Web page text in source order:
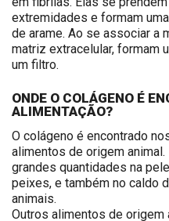
extremidades e formam
de arame. Ao se associar a
matriz extracelular, formam
um filtro.
ONDE O COLÁGENO É
ALIMENTAÇÃO?
O colágeno é encontrado
alimentos de origem
grandes quantidades na
peixes, e também no caldo
animais.
Outros alimentos de origem